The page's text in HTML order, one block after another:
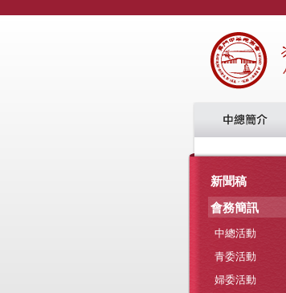
新聞稿
會務簡訊
中總活動
青委活動
婦委活動